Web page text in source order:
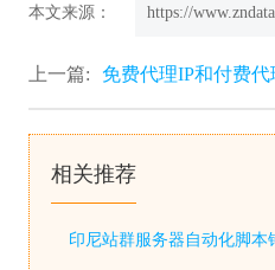
本文来源： https://
上一篇: 免费代理IP和付费代
相关推荐
印尼站群服务器自动化脚本